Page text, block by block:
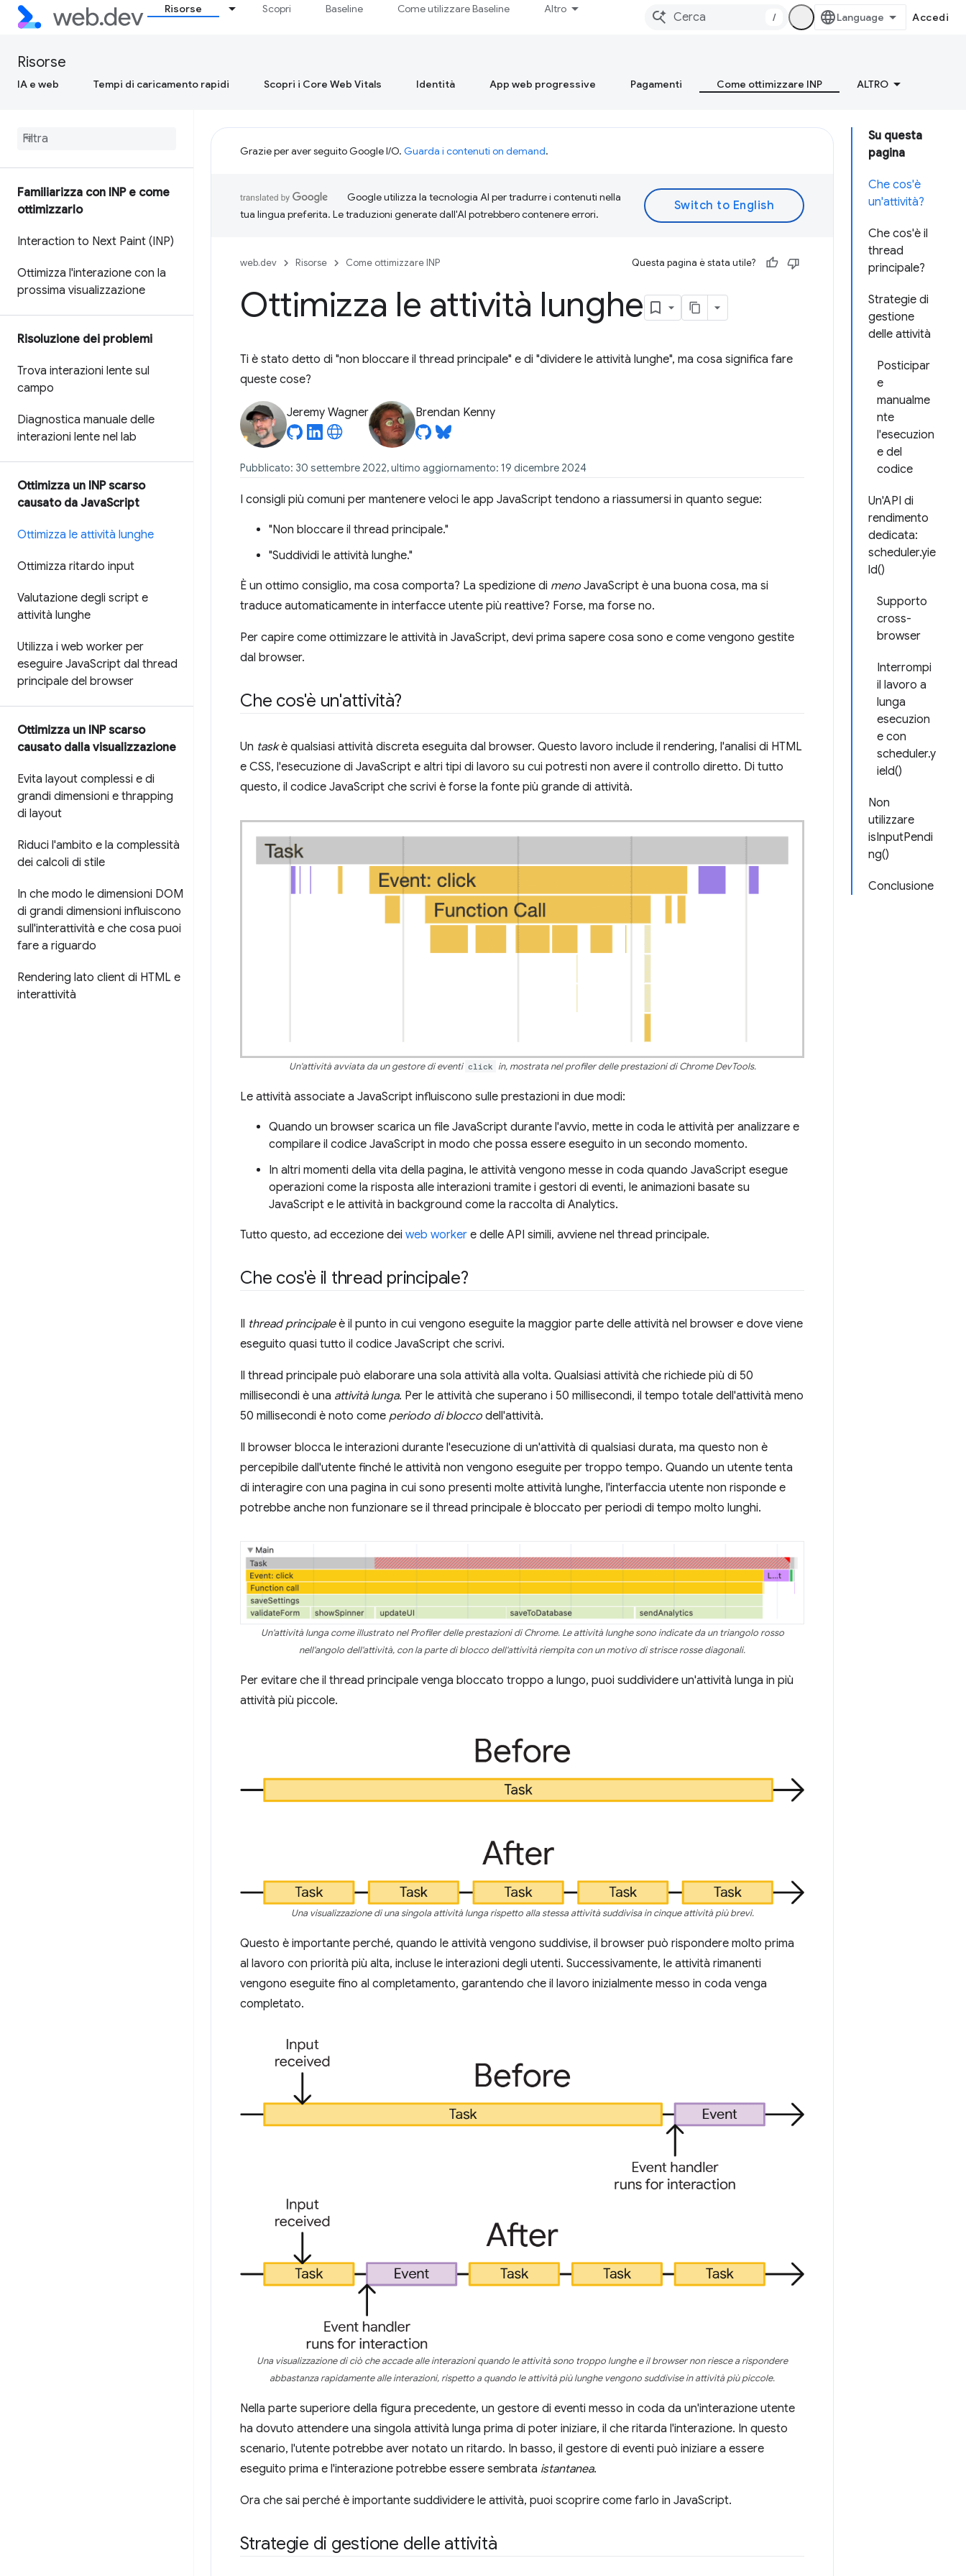
Risorse Scopri Baseline Come utilizzare Baseline Altro
/ Accedi
Risorse
IA e web Tempi di caricamento rapidi Scopri i Core Web Vitals Identità App web progressive Pagamenti Come ottimizzare INP ALTRO
Familiarizza con INP e come
ottimizzarlo
Interaction to Next Paint (INP)
Ottimizza l'interazione con la
prossima visualizzazione
Risoluzione dei problemi
Trova interazioni lente sul
campo
Diagnostica manuale delle
interazioni lente nel lab
Ottimizza un INP scarso
causato da JavaScript
Ottimizza le attività lunghe
Ottimizza ritardo input
Valutazione degli script e
attività lunghe
Utilizza i web worker per
eseguire JavaScript dal thread
principale del browser
Ottimizza un INP scarso
causato dalla visualizzazione
Evita layout complessi e di
grandi dimensioni e thrapping
di layout
Riduci l'ambito e la complessità
dei calcoli di stile
In che modo le dimensioni DOM
di grandi dimensioni influiscono
sull'interattività e che cosa puoi
fare a riguardo
Rendering lato client di HTML e
interattività
Su questa
pagina
Che cos'è
un'attività?
Che cos'è il
thread
principale?
Strategie di
gestione
delle attività
Posticipar
e
manualme
nte
l'esecuzion
e del
codice
Un'API di
rendimento
dedicata:
scheduler.yie
ld()
Supporto
cross-
browser
Interrompi
il lavoro a
lunga
esecuzion
e con
scheduler.y
ield()
Non
utilizzare
isInputPendi
ng()
Conclusione
Grazie per aver seguito Google I/O. Guarda i contenuti on demand.
Google utilizza la tecnologia AI per tradurre i contenuti nella
tua lingua preferita. Le traduzioni generate dall'AI potrebbero contenere errori.
web.dev Risorse Come ottimizzare INP Questa pagina è stata utile?
Ottimizza le attività lunghe
Ti è stato detto di "non bloccare il thread principale" e di "dividere le attività lunghe", ma cosa significa fare
queste cose?
Jeremy Wagner Brendan Kenny
Pubblicato: 30 settembre 2022, ultimo aggiornamento: 19 dicembre 2024
I consigli più comuni per mantenere veloci le app JavaScript tendono a riassumersi in quanto segue:
"Non bloccare il thread principale."
"Suddividi le attività lunghe."
È un ottimo consiglio, ma cosa comporta? La spedizione di meno JavaScript è una buona cosa, ma si
traduce automaticamente in interfacce utente più reattive? Forse, ma forse no.
Per capire come ottimizzare le attività in JavaScript, devi prima sapere cosa sono e come vengono gestite
dal browser.
Che cos'è un'attività?
Un taskè qualsiasi attività discreta eseguita dal browser. Questo lavoro include il rendering, l'analisi di HTML
e CSS, l'esecuzione di JavaScript e altri tipi di lavoro su cui potresti non avere il controllo diretto. Di tutto
questo, il codice JavaScript che scrivi è forse la fonte più grande di attività.
Un'attività avviata da un gestore di eventi click in, mostrata nel profiler delle prestazioni di Chrome DevTools.
Le attività associate a JavaScript influiscono sulle prestazioni in due modi:
Quando un browser scarica un file JavaScript durante l'avvio, mette in coda le attività per analizzare e
compilare il codice JavaScript in modo che possa essere eseguito in un secondo momento.
In altri momenti della vita della pagina, le attività vengono messe in coda quando JavaScript esegue
operazioni come la risposta alle interazioni tramite i gestori di eventi, le animazioni basate su
JavaScript e le attività in background come la raccolta di Analytics.
Tutto questo, ad eccezione dei web worker e delle API simili, avviene nel thread principale.
Che cos'è il thread principale?
Il thread principaleè il punto in cui vengono eseguite la maggior parte delle attività nel browser e dove viene
eseguito quasi tutto il codice JavaScript che scrivi.
Il thread principale può elaborare una sola attività alla volta. Qualsiasi attività che richiede più di 50
millisecondi è una attività lunga. Per le attività che superano i 50 millisecondi, il tempo totale dell'attività meno
50 millisecondi è noto come periodo di blocco dell'attività.
Il browser blocca le interazioni durante l'esecuzione di un'attività di qualsiasi durata, ma questo non è
percepibile dall'utente finché le attività non vengono eseguite per troppo tempo. Quando un utente tenta
di interagire con una pagina in cui sono presenti molte attività lunghe, l'interfaccia utente non risponde e
potrebbe anche non funzionare se il thread principale è bloccato per periodi di tempo molto lunghi.
Un'attività lunga come illustrato nel Profiler delle prestazioni di Chrome. Le attività lunghe sono indicate da un triangolo rosso
nell'angolo dell'attività, con la parte di blocco dell'attività riempita con un motivo di strisce rosse diagonali.
Per evitare che il thread principale venga bloccato troppo a lungo, puoi suddividere un'attività lunga in più
attività più piccole.
Una visualizzazione di una singola attività lunga rispetto alla stessa attività suddivisa in cinque attività più brevi.
Questo è importante perché, quando le attività vengono suddivise, il browser può rispondere molto prima
al lavoro con priorità più alta, incluse le interazioni degli utenti. Successivamente, le attività rimanenti
vengono eseguite fino al completamento, garantendo che il lavoro inizialmente messo in coda venga
completato.
Una visualizzazione di ciò che accade alle interazioni quando le attività sono troppo lunghe e il browser non riesce a rispondere
abbastanza rapidamente alle interazioni, rispetto a quando le attività più lunghe vengono suddivise in attività più piccole.
Nella parte superiore della figura precedente, un gestore di eventi messo in coda da un'interazione utente
ha dovuto attendere una singola attività lunga prima di poter iniziare, il che ritarda l'interazione. In questo
scenario, l'utente potrebbe aver notato un ritardo. In basso, il gestore di eventi può iniziare a essere
eseguito prima e l'interazione potrebbe essere sembrata istantanea.
Ora che sai perché è importante suddividere le attività, puoi scoprire come farlo in JavaScript.
Strategie di gestione delle attività